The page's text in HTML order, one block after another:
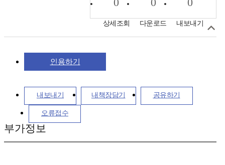
상세조회 다운로드 내보내기
인용하기
내보내기 내책장담기 공유하기
오류접수
부가정보